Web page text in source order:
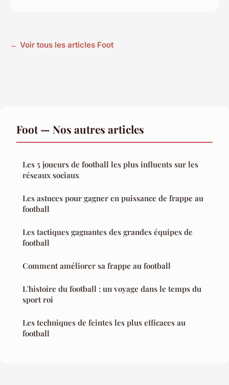
← Voir tous les articles Foot
Foot — Nos autres articles
Les 5 joueurs de football les plus influents sur les
réseaux sociaux
Les astuces pour gagner en puissance de frappe au
football
Les tactiques gagnantes des grandes équipes de
football
Comment améliorer sa frappe au football
L'histoire du football : un voyage dans le temps du
sport roi
Les techniques de feintes les plus efficaces au
football